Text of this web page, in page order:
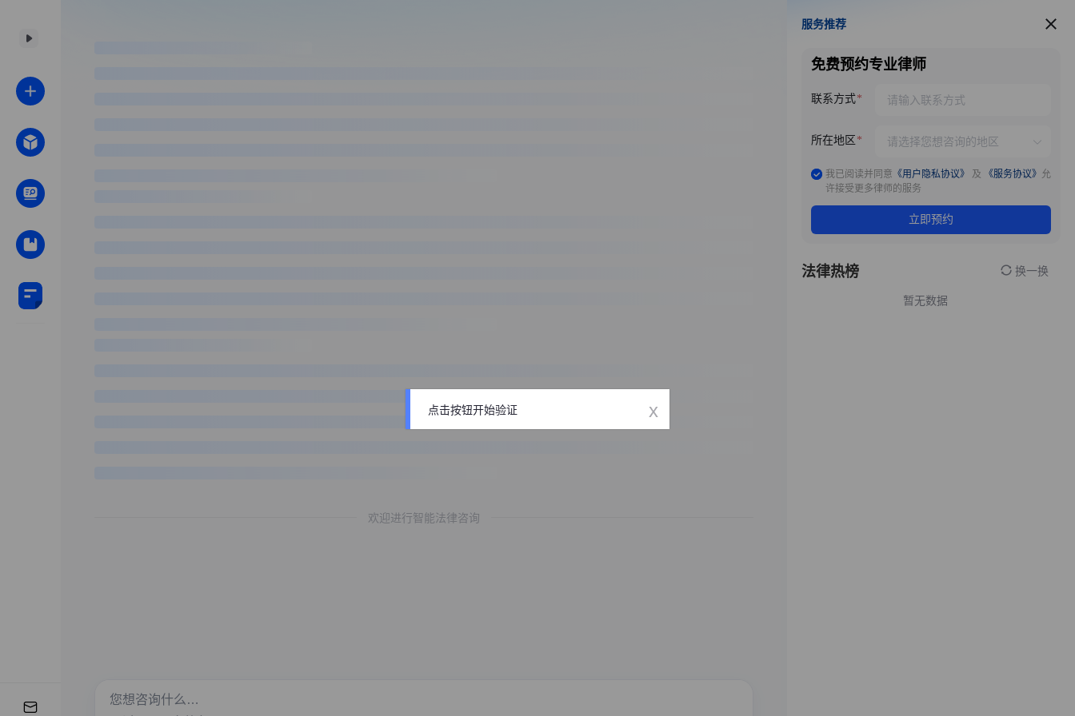
欢迎进行智能法律咨询
服务推荐
服务推荐
免费预约专业律师
联系方式
所在地区
我已阅读并同意 《用户隐私协议》 及 《服务协议》 允
许接受更多律师的服务
立即预约
法律热榜 换一换
暂无数据
点击按钮开始验证 x